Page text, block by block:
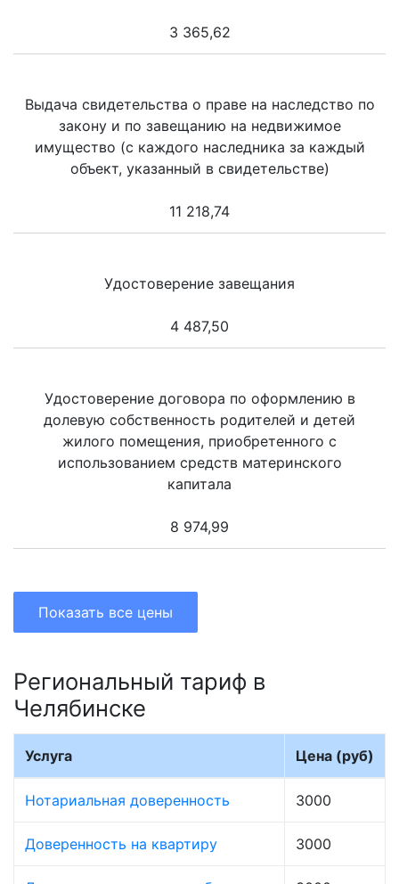
3 365,62
Выдача свидетельства о праве на наследство по
закону и по завещанию на недвижимое
имущество (с каждого наследника за каждый
объект, указанный в свидетельстве)
11 218,74
Удостоверение завещания
4 487,50
Удостоверение договора по оформлению в
долевую собственность родителей и детей
жилого помещения, приобретенного с
использованием средств материнского
капитала
8 974,99
Показать все цены
Региональный тариф в
Челябинске
Услуга Цена (руб)
Нотариальная доверенность 3000
Доверенность на квартиру 3000